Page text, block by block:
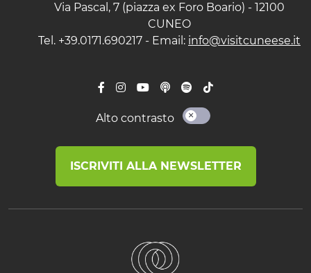
Via Pascal, 7 (piazza ex Foro Boario) - 12100
CUNEO
Tel. +39.0171.690217 - Email: info@visitcuneese.it
Alto contrasto
ISCRIVITI ALLA NEWSLETTER